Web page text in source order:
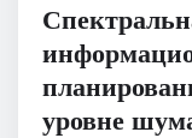
уровне